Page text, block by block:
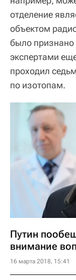
отделение
объектом
было
экспертами
проходил
по изотопам.
Путин
внимание
16 марта 2018, 15:41